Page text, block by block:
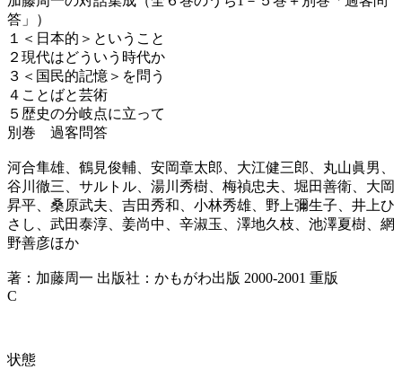
答」）
１＜日本的＞ということ
２現代はどういう時代か
３＜国民的記憶＞を問う
４ことばと芸術
５歴史の分岐点に立って
別巻 過客問答
河合隼雄、鶴見俊輔、安岡章太郎、大江健三郎、丸山眞男、
谷川徹三、サルトル、湯川秀樹、梅禎忠夫、堀田善衛、大岡
昇平、桑原武夫、吉田秀和、小林秀雄、野上彌生子、井上ひ
さし、武田泰淳、姜尚中、辛淑玉、澤地久枝、池澤夏樹、網
野善彦ほか
著：加藤周一 出版社：かもがわ出版 2000-2001 重版
C
状態